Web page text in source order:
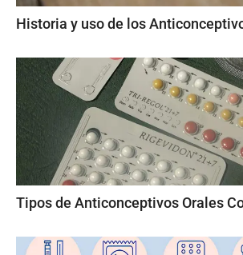
Historia y uso de los
Tipos de Anticonceptivos Orales